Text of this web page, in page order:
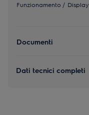
Funzionamento / Display
Documenti
Dati tecnici completi